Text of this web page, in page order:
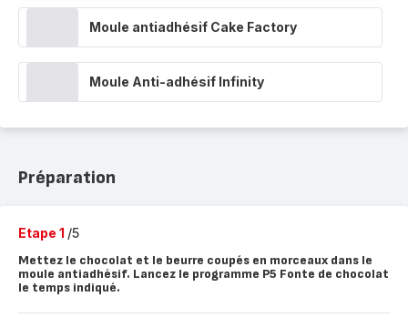
Moule antiadhésif Cake Factory
Moule Anti-adhésif Infinity
Préparation
Etape 1 /5
Mettez le chocolat et le beurre coupés en morceaux dans le
moule antiadhésif. Lancez le programme P5 Fonte de chocolat
le temps indiqué.